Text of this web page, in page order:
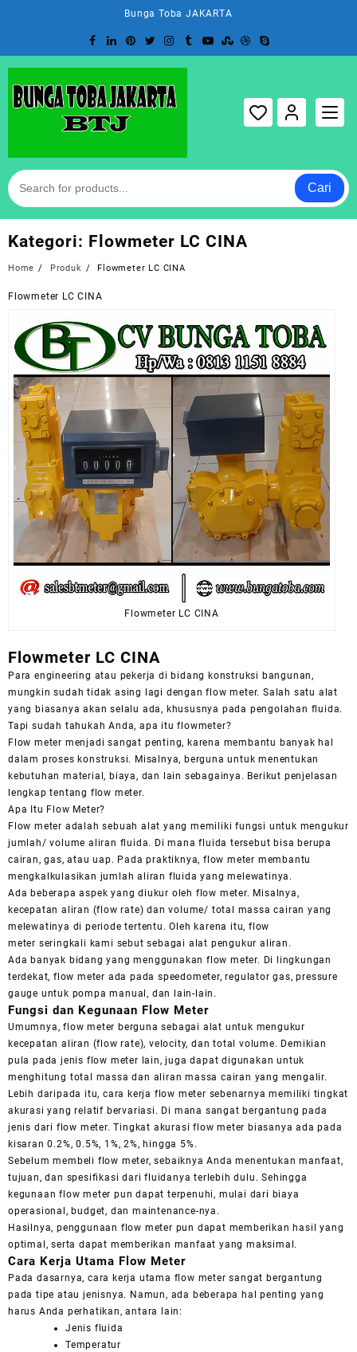
Bunga Toba JAKARTA
Cari
Kategori: Flowmeter LC CINA
Home Produk Flowmeter LC CINA
Flowmeter LC CINA
Flowmeter LC CINA
Flowmeter LC CINA
Para engineering atau pekerja di bidang konstruksi bangunan,
mungkin sudah tidak asing lagi denganflow meter. Salah satu alat
yang biasanya akan selalu ada, khususnya pada pengolahan fluida.
Tapi sudah tahukah Anda, apa ituflowmeter?
Flow meter menjadi sangat penting, karena membantu banyak hal
dalam proses konstruksi. Misalnya, berguna untuk menentukan
kebutuhan material, biaya, dan lain sebagainya. Berikut penjelasan
lengkap tentang flow meter.
Apa Itu Flow Meter?
Flow meter adalah sebuah alat yang memiliki fungsi untuk mengukur
jumlah/ volume aliran fluida. Di mana fluida tersebut bisa berupa
cairan, gas, atau uap. Pada praktiknya,flow meter membantu
mengkalkulasikan jumlah aliran fluida yang melewatinya.
Ada beberapa aspek yang diukur oleh flow meter. Misalnya,
kecepatan aliran (flow rate) dan volume/ total massa cairan yang
melewatinya di periode tertentu. Oleh karena itu, flow
meter seringkali kami sebut sebagai alat pengukur aliran.
Ada banyak bidang yang menggunakanflow meter. Di lingkungan
terdekat, flow meter ada pada speedometer,regulator gas,pressure
gauge untuk pompa manual, dan lain-lain.
Fungsi dan Kegunaan Flow Meter
Umumnya,flow meter berguna sebagai alat untuk mengukur
kecepatan aliran (flow rate),velocity, dan total volume. Demikian
pula pada jenis flow meter lain, juga dapat digunakan untuk
menghitung total massa dan aliran massa cairan yang mengalir.
Lebih daripada itu, cara kerja flow meter sebenarnya memiliki tingkat
akurasi yang relatif bervariasi. Di mana sangat bergantung pada
jenis dari flow meter. Tingkat akurasiflow meter biasanya ada pada
kisaran 0.2%, 0.5%, 1%, 2%, hingga 5%.
Sebelum membeli flow meter, sebaiknya Anda menentukan manfaat,
tujuan, dan spesifikasi dari fluidanya terlebih dulu. Sehingga
kegunaanflow meterpun dapat terpenuhi, mulai dari biaya
operasional, budget, danmaintenance-nya.
Hasilnya, penggunaan flow meter pun dapat memberikan hasil yang
optimal, serta dapat memberikan manfaat yang maksimal.
Cara Kerja Utama Flow Meter
Pada dasarnya, cara kerja utama flow meter sangat bergantung
pada tipe atau jenisnya. Namun, ada beberapa hal penting yang
harus Anda perhatikan, antara lain:
Jenis fluida
Temperatur